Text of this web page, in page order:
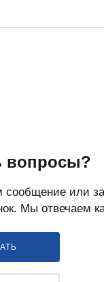
вопросы?
или
Мы отвечаем